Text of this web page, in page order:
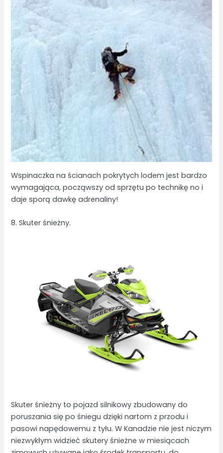
Wspinaczka na ścianach pokrytych lodem jest bardzo
wymagająca, począwszy od sprzętu po technikę no i
daje sporą dawkę adrenaliny!
8. Skuter śnieżny.
Skuter śnieżny to pojazd silnikowy zbudowany do
poruszania się po śniegu dzięki nartom z przodu i
pasowi napędowemu z tyłu. W Kanadzie nie jest niczym
niezwykłym widzieć skutery śnieżne w miesiącach